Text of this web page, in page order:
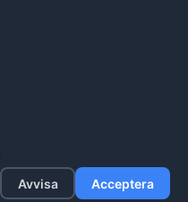
Avvisa Acceptera